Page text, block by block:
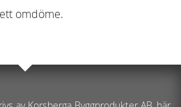
omdöme.